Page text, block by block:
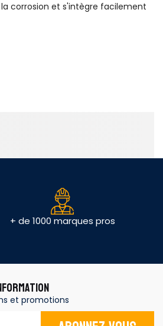
corrosion et s'intègre facilement
+ de 1000 marques pros
et promotions